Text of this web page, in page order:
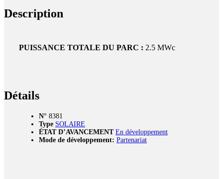
Description
PUISSANCE TOTALE DU PARC : 2.5 MWc
Détails
N° 8381
Type SOLAIRE
ÉTAT D’AVANCEMENT En développement
Mode de développement: Partenariat